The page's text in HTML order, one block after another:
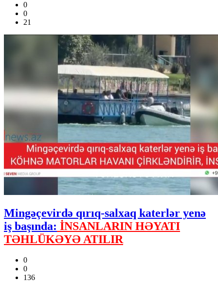
0
0
21
Mingəçevirdə qırıq-salxaq katerlər yenə
iş başında: İNSANLARIN HƏYATI
TƏHLÜKƏYƏ ATILIR
0
0
136